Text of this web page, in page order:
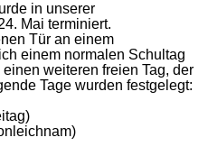
in unserer
Mai terminiert.
Tür an einem
einem normalen Schultag
weiteren freien Tag, der
Tage wurden festgelegt: